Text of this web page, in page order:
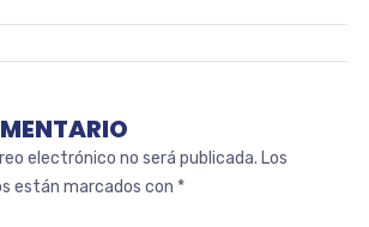
electrónico no será publicada. Los
están marcados con *